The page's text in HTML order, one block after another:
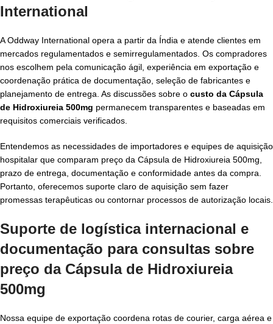
International
A Oddway International opera a partir da Índia e atende clientes em
mercados regulamentados e semirregulamentados. Os compradores
nos escolhem pela comunicação ágil, experiência em exportação e
coordenação prática de documentação, seleção de fabricantes e
planejamento de entrega. As discussões sobre o custo da Cápsula
de Hidroxiureia 500mg permanecem transparentes e baseadas em
requisitos comerciais verificados.
Entendemos as necessidades de importadores e equipes de aquisição
hospitalar que comparam preço da Cápsula de Hidroxiureia 500mg,
prazo de entrega, documentação e conformidade antes da compra.
Portanto, oferecemos suporte claro de aquisição sem fazer
promessas terapêuticas ou contornar processos de autorização locais.
Suporte de logística internacional e
documentação para consultas sobre
preço da Cápsula de Hidroxiureia
500mg
Nossa equipe de exportação coordena rotas de courier, carga aérea e